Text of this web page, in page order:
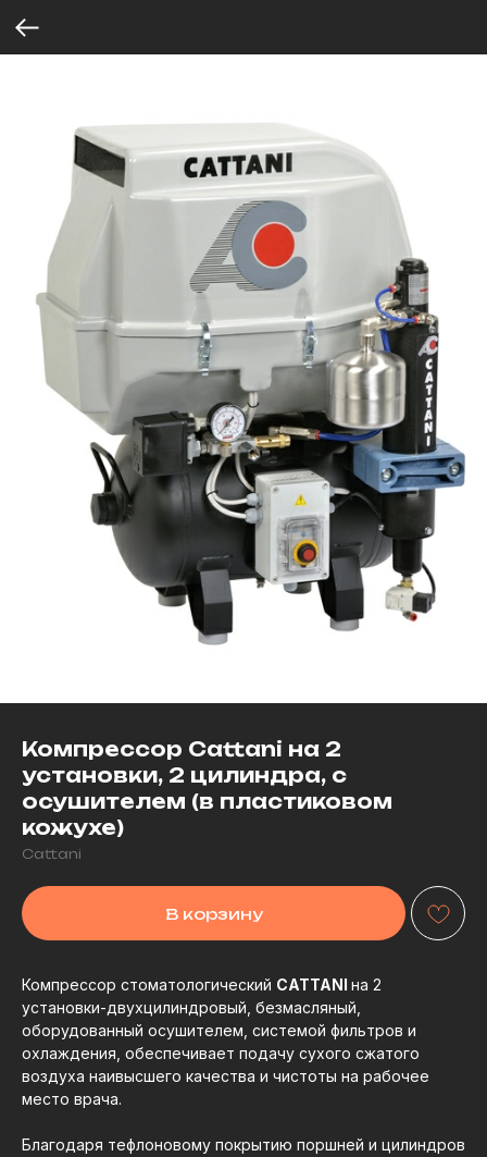
Компрессор Cattani на 2
установки, 2 цилиндра, с
осушителем (в пластиковом
кожухе)
Cattani
В корзину
Компрессор стоматологический CATTANI на 2
установки-двухцилиндровый, безмасляный,
оборудованный осушителем, системой фильтров и
охлаждения, обеспечивает подачу сухого сжатого
воздуха наивысшего качества и чистоты на рабочее
место врача.
Благодаря тефлоновому покрытию поршней и цилиндров